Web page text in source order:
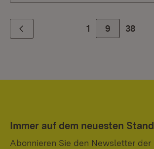
Zurück 1 Zur Seite
9 38
Immer auf dem neuesten Stand
Abonnieren Sie den Newsletter der